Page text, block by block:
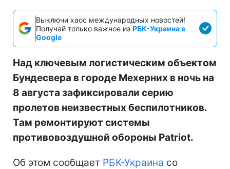
Выключи хаос международных новостей!
Получай только важное из РБК-Украина в
Google
Над ключевым логистическим объектом
Бундесвера в городе Мехерних в ночь на
8 августа зафиксировали серию
пролетов неизвестных беспилотников.
Там ремонтируют системы
противовоздушной обороны Patriot.
Об этом сообщает РБК-Украина со